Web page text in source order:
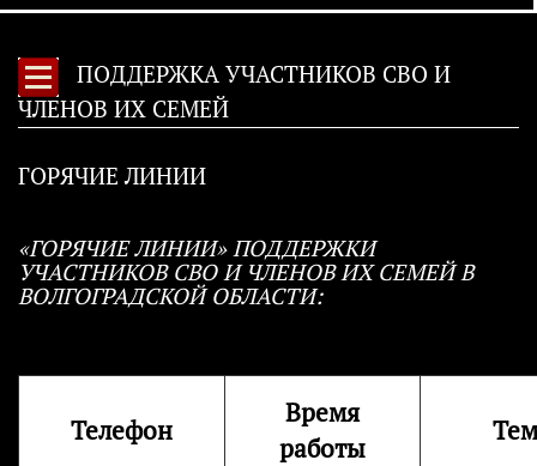
ПОДДЕРЖКА УЧАСТНИКОВ СВО И
ЧЛЕНОВ ИХ СЕМЕЙ
ГОРЯЧИЕ ЛИНИИ
«ГОРЯЧИЕ ЛИНИИ» ПОДДЕРЖКИ
УЧАСТНИКОВ СВО И ЧЛЕНОВ ИХ СЕМЕЙ В
ВОЛГОГРАДСКОЙ ОБЛАСТИ:
Телефон
Время
работы